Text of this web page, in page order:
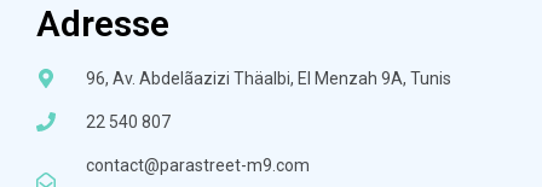
Adresse
96, Av. Abdelãazizi Thäalbi, El Menzah 9A, Tunis
22 540 807
contact@parastreet-m9.com